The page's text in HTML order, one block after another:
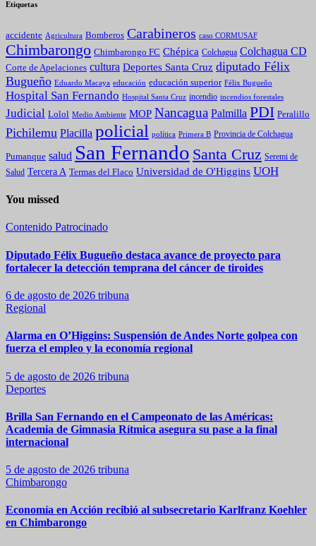
Etiquetas
accidente Agricultura Bomberos Carabineros caso CORMUSAF
Chimbarongo Chimbarongo FC Chépica Colchagua Colchagua CD
Corte de Apelaciones cultura Deportes Santa Cruz diputado Félix
Bugueño Eduardo Macaya educación educación superior Félix Bugueño
Hospital San Fernando Hospital Santa Cruz incendio incendios forestales
Judicial Lolol Medio Ambiente MOP Nancagua Palmilla PDI Peralillo
Pichilemu Placilla policial política Primera B Provincia de Colchagua
Pumanque salud San Fernando Santa Cruz Seremi de
Salud Tercera A Termas del Flaco Universidad de O'Higgins UOH
You missed
Contenido Patrocinado
Diputado Félix Bugueño destaca avance de proyecto para
fortalecer la detección temprana del cáncer de tiroides
6 de agosto de 2026 tribuna
Regional
Alarma en O’Higgins: Suspensión de Andes Norte golpea con
fuerza el empleo y la economía regional
5 de agosto de 2026 tribuna
Deportes
Brilla San Fernando en el Campeonato de las Américas:
Academia de Gimnasia Rítmica asegura su pase a la final
internacional
5 de agosto de 2026 tribuna
Chimbarongo
Economía en Acción recibió al subsecretario Karlfranz Koehler
en Chimbarongo